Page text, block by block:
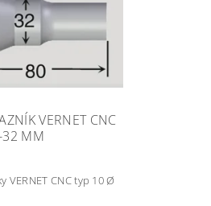
VERNET CNC
32 MM
VERNET CNC typ 10 Ø